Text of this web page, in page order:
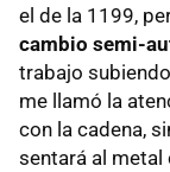
el de la 1199,
cambio semi-
trabajo
me llamó la
con la cadena,
sentará al metal